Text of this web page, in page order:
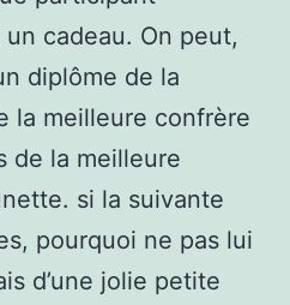
cadeau. On peut,
diplôme de la
la meilleure confrère
de la meilleure
si la suivante
pourquoi ne pas lui
d’une jolie petite